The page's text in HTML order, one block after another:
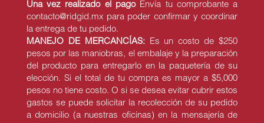
Una vez realizado el pagoEnvía tu comprobante a
contacto@ridgid.mx para poder confirmar y coordinar
la entrega de tu pedido.
MANEJO DE MERCANCÍAS:Es un costo de $250
pesos por las maniobras, el embalaje y la preparación
del producto para entregarlo en la paquetería de su
elección. Si el total de tu compra es mayor a $5,000
pesos no tiene costo. O si se desea evitar cubrir estos
gastos se puede solicitar la recolección de su pedido
a domicilio (a nuestras oficinas) en la mensajería de